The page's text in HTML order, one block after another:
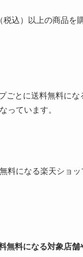
込）以上の商品を
ごとに送料無料に
っています。
料になる楽天ショ
無料になる対象店